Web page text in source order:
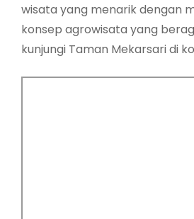
wisata yang menarik dengan
konsep agrowisata yang
kunjungi Taman Mekarsari di